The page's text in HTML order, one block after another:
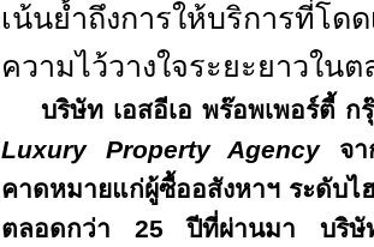
เน้นย้ำถึงการให้บริการที่โด
ความไว้วางใจระยะยาวใน
บริษัท เอสอีเอ พร๊อพเพอร์ตี้
Luxury Property Agency
จ
คาดหมายแก่ผู้ซื้ออสังหาฯ ระดับไ
ตลอดกว่า 25ปีที่ผ่านมา บริษั